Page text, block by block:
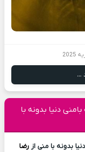
...
دنیا بدونه با
بدونه با منی از رضا